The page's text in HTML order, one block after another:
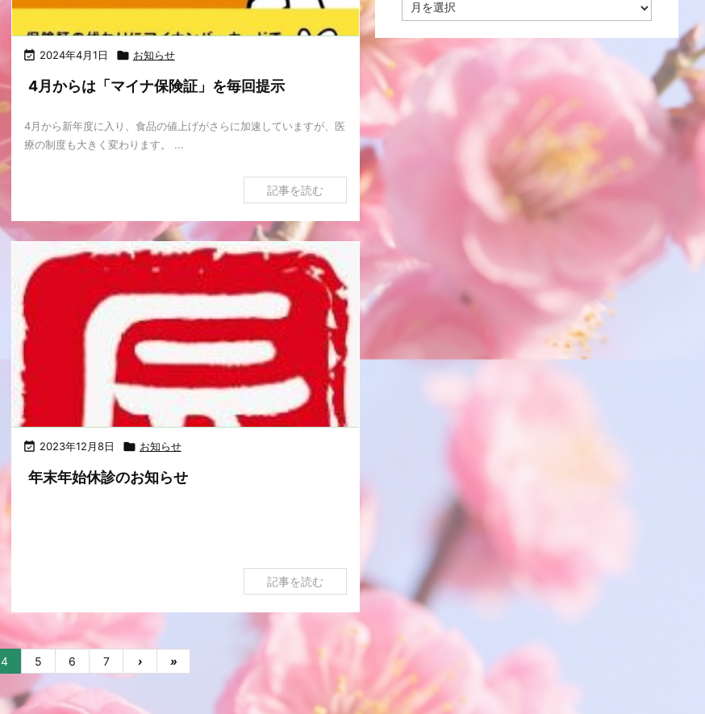
 2024年4月1日  お知らせ
4月からは「マイナ保険証」を毎回提示
4月から新年度に入り、食品の値上げがさらに加速していますが、医
療の制度も大きく変わります。 ...
記事を読む
 2023年12月8日  お知らせ
年末年始休診のお知らせ
記事を読む
4 5 6 7 › »
ラ
ブ
ロ